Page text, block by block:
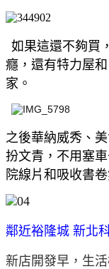
如果這還不夠買
癮 ， 還有特力屋
家 。
之後華納威秀、
扮文青，不用塞
院線片和吸收書卷
鄰近裕隆城 新北
新店開發早，生活